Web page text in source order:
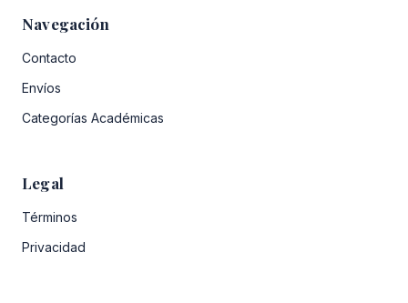
Navegación
Contacto
Envíos
Categorías Académicas
Legal
Términos
Privacidad